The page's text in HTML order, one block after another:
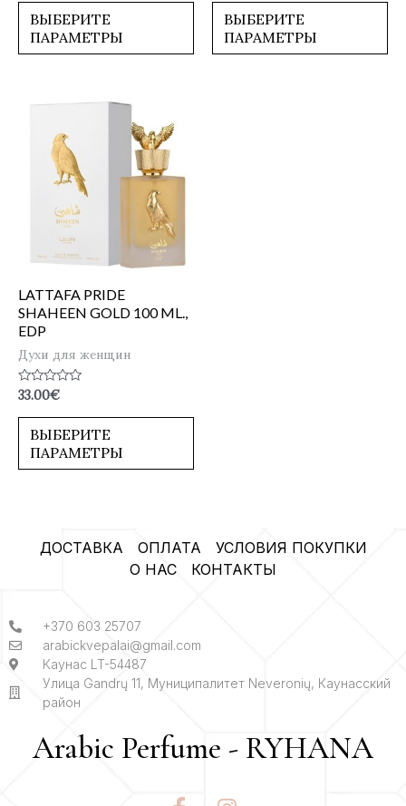
ВЫБЕРИТЕ
ПАРАМЕТРЫ
ВЫБЕРИТЕ
ПАРАМЕТРЫ
LATTAFA PRIDE
SHAHEEN GOLD 100 ML.,
EDP
Духи для женщин
Оценка
из
33.00€
ВЫБЕРИТЕ
ПАРАМЕТРЫ
ДОСТАВКА ОПЛАТА
УСЛОВИЯ ПОКУПКИ
О НАС
КОНТАКТЫ
+370 603 25707
arabickvepalai@gmail.com
Каунас LT-54487
Улица Gandrų 11, Муниципалитет Neveronių, Каунасский
район
Arabic Perfume - RYHANA
F I